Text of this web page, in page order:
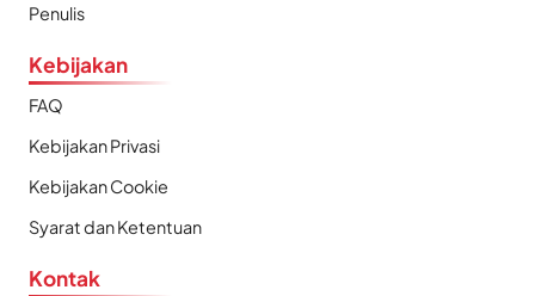
Penulis
Kebijakan
FAQ
Kebijakan Privasi
Kebijakan Cookie
Syarat dan Ketentuan
Kontak